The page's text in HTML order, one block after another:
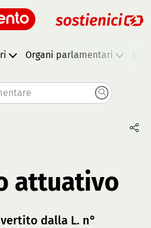
Organi parlamentari
attuativo
dalla L. n°